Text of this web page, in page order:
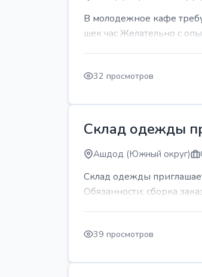
В молодежное кафе
шек час Желательно с
32 просмотров
Склад одежды
Ашдод (Южный округ)
Склад одежды
Обязанности: сборка
39 просмотров